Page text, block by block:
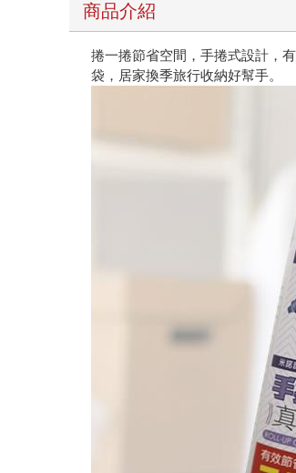
商品介紹
捲一捲節省空間，手捲式設計，
袋，居家換季旅行收納好幫手。